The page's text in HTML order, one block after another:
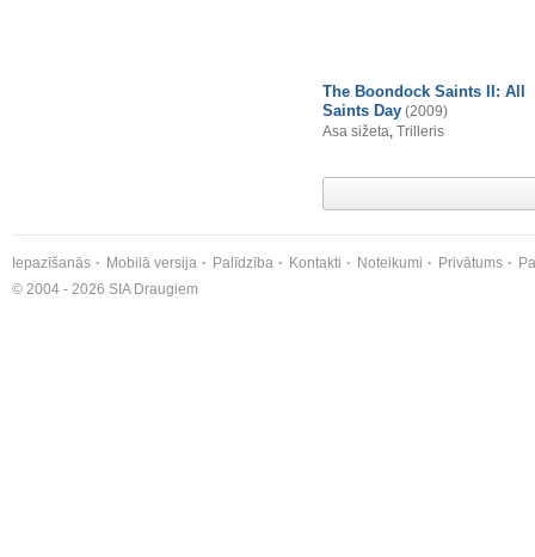
The Boondock Saints II: All
Saints Day (2009)
Asa sižeta, Trilleris
Iepazīšanās Mobilā versija Palīdzība Kontakti Noteikumi Privātums
© 2004 - 2026 SIA Draugiem